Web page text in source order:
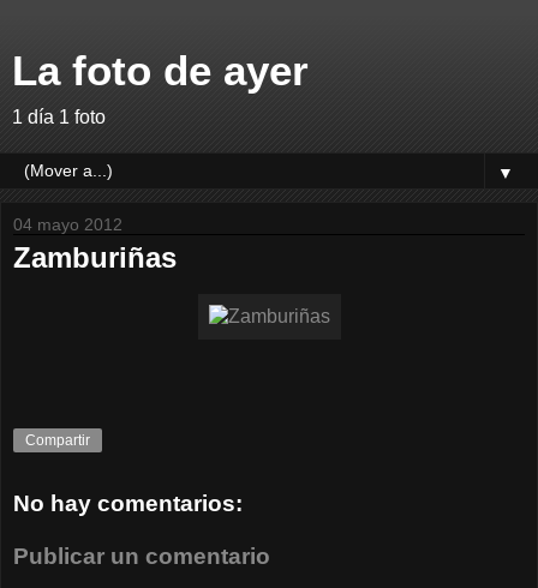
La foto de ayer
1 día 1 foto
▼
04 mayo 2012
Zamburiñas
Compartir
No hay comentarios:
Publicar un comentario